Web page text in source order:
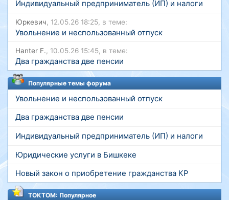
Индивидуальный предприниматель (ИП) и налоги
Юркевич, 12.05.26 18:25, в теме:
Увольнение и неспользованный отпуск
Hanter F., 10.05.26 15:45, в теме:
Два гражданства две пенсии
Популярные темы форума
Увольнение и неспользованный отпуск
Два гражданства две пенсии
Индивидуальный предприниматель (ИП) и налоги
Юридические услуги в Бишкеке
Новый закон о приобретение гражданства КР
ТОКТОМ: Популярное